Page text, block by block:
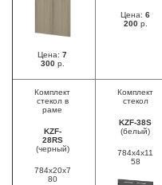
Цена: 7
300р.
Цена: 6
200р.
Комплект
стекол в
раме
KZF-
28RS
(черный)
784х20х7
80
Комплект
стекол
KZF-38S
(белый)
784х4х11
58